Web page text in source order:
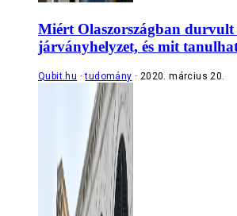
Miért Olaszországban durvult
járványhelyzet, és mit
Qubit.hu tudomány 2020. március 20.